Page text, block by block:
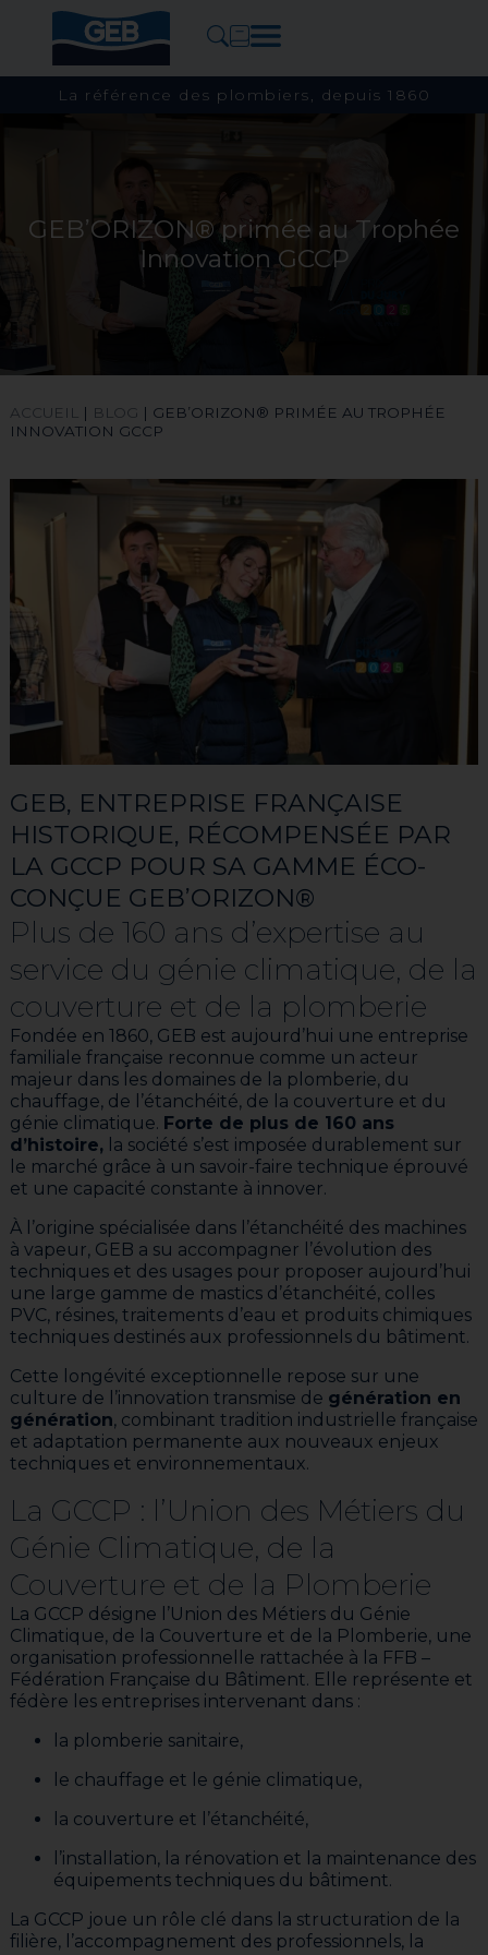
La référence des plombiers, depuis 1860
GEB’ORIZON® primée au Trophée
Innovation GCCP
ACCUEIL | BLOG | GEB’ORIZON® PRIMÉE AU TROPHÉE
INNOVATION GCCP
GEB, ENTREPRISE FRANÇAISE
HISTORIQUE, RÉCOMPENSÉE PAR
LA GCCP POUR SA GAMME ÉCO-
CONÇUE GEB’ORIZON®
Plus de 160 ans d’expertise au
service du génie climatique, de la
couverture et de la plomberie
Fondée en 1860, GEB est aujourd’hui une entreprise
familiale française reconnue comme un acteur
majeur dans les domaines de la plomberie, du
chauffage, de l’étanchéité, de la couverture et du
génie climatique. Forte de plus de 160 ans
d’histoire,la société s’est imposée durablement sur
le marché grâce à un savoir-faire technique éprouvé
et une capacité constante à innover.
À l’origine spécialisée dans l’étanchéité des machines
à vapeur, GEB a su accompagner l’évolution des
techniques et des usages pour proposer aujourd’hui
une large gamme de mastics d’étanchéité, colles
PVC, résines, traitements d’eau et produits chimiques
techniques destinés aux professionnels du bâtiment.
Cette longévité exceptionnelle repose sur une
culture de l’innovation transmise de génération en
génération, combinant tradition industrielle française
et adaptation permanente aux nouveaux enjeux
techniques et environnementaux.
La GCCP : l’Union des Métiers du
Génie Climatique, de la
Couverture et de la Plomberie
La GCCP désigne l’Union des Métiers du Génie
Climatique, de la Couverture et de la Plomberie, une
organisation professionnelle rattachée à la FFB –
Fédération Française du Bâtiment. Elle représente et
fédère les entreprises intervenant dans :
la plomberie sanitaire,
le chauffage et le génie climatique,
la couverture et l’étanchéité,
l’installation, la rénovation et la maintenance des
équipements techniques du bâtiment.
La GCCP joue un rôle clé dans la structuration de la
filière, l’accompagnement des professionnels, la